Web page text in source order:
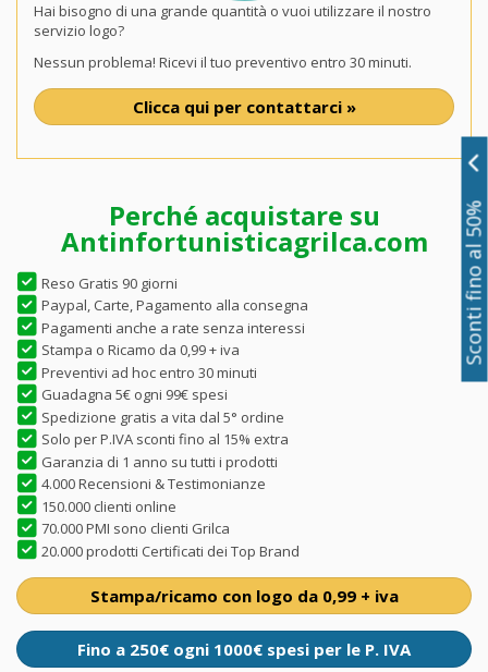
Hai bisogno di una grande quantità o vuoi utilizzare il nostro
servizio logo?
Nessun problema! Ricevi il tuo preventivo entro 30 minuti.
Clicca qui per contattarci »
Perché acquistare su
Antinfortunisticagrilca.com
Reso Gratis 90 giorni
Paypal, Carte, Pagamento alla consegna
Pagamenti anche a rate senza interessi
Stampa o Ricamo da 0,99 + iva
Preventivi ad hoc entro 30 minuti
Guadagna 5€ ogni 99€ spesi
Spedizione gratis a vita dal 5° ordine
Solo per P.IVA sconti fino al 15% extra
Garanzia di 1 anno su tutti i prodotti
4.000 Recensioni & Testimonianze
150.000 clienti online
70.000 PMI sono clienti Grilca
20.000 prodotti Certificati dei Top Brand
Stampa/ricamo con logo da 0,99 + iva
Fino a 250€ ogni 1000€ spesi per le P. IVA
Sconti fino al 50%